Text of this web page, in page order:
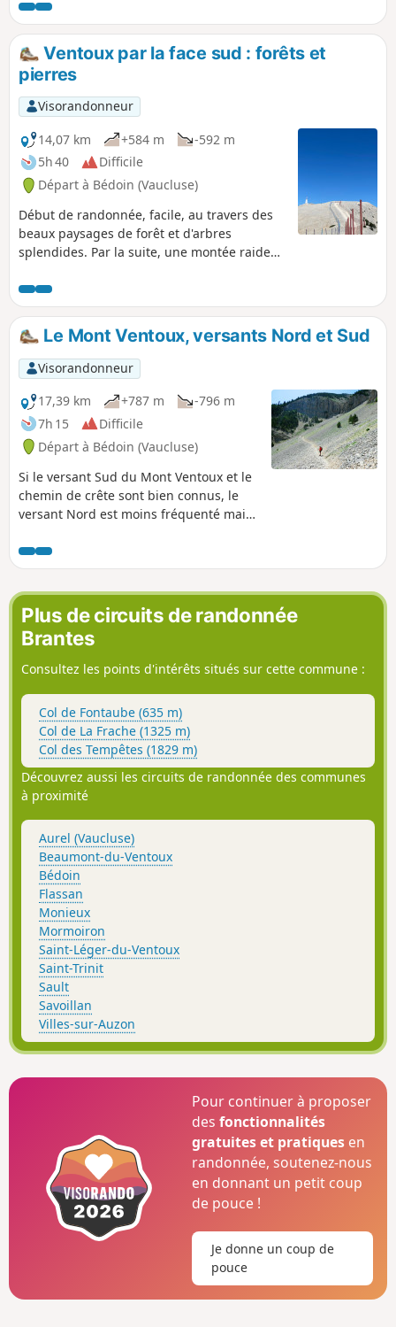
Ventoux par la face sud : forêts et
pierres
Visorandonneur
14,07 km
+584 m
-592 m
5h 40
Difficile
Départ à Bédoin (Vaucluse)
Début de randonnée, facile, au travers des
beaux paysages de forêt et d'arbres
splendides. Par la suite, une montée raide
sommet. La descente est agréable, au milieu
des pierriers, et avec des points de vue
splendides. Cette randonnée, bien que
difficile, permet d'aborder le "géant de
Provence" avec divers paysages en fonction
des saisons.
Le Mont Ventoux, versants Nord et Sud
Visorandonneur
17,39 km
+787 m
-796 m
7h 15
Difficile
Départ à Bédoin (Vaucluse)
Si le versant Sud du Mont Ventoux et le
chemin de crête sont bien connus, le
versant Nord est moins fréquenté mais
de forêts, de pierriers et de couloirs
d'avalanche. Avec un peu de chance, on
peut même y apercevoir des chamois.
Plus de circuits de randonnée
Brantes
Consultez les points d'intérêts situés sur cette commune :
Col de Fontaube (635 m)
Col de La Frache (1325 m)
Col des Tempêtes (1829 m)
Découvrez aussi les circuits de randonnée des communes
à proximité
Aurel (Vaucluse)
Beaumont-du-Ventoux
Bédoin
Flassan
Monieux
Mormoiron
Saint-Léger-du-Ventoux
Saint-Trinit
Sault
Savoillan
Villes-sur-Auzon
Pour continuer à proposer
desfonctionnalités
gratuites et pratiques en
randonnée, soutenez-nous
en donnant un petit coup
de pouce !
Je donne un coup de
pouce